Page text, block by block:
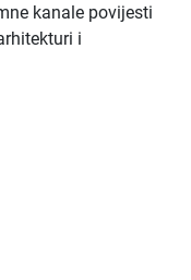
kanale povijesti
i